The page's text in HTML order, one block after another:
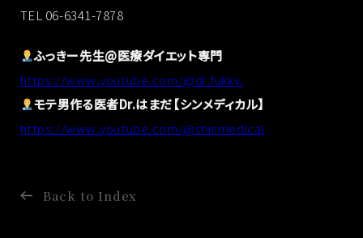
TEL 06-6341-7878
ふっきー先生@医療ダイエット専門
https://www.youtube.com/@dr.fukky.
モテ男作る医者Dr.はまだ【シンメディカル】
https://www.youtube.com/@shinmedical
Back to Index